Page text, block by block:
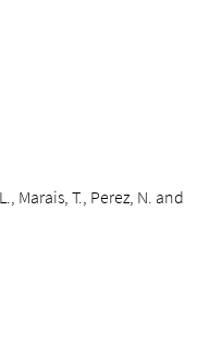
Marais, T., Perez, N. and